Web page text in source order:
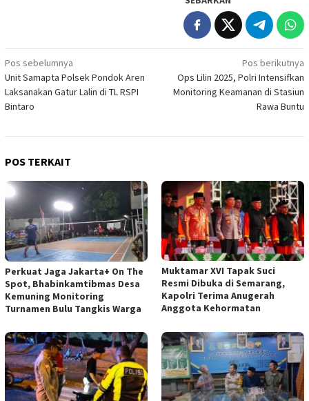
Navigasi
pos
Pos sebelumnya
Unit Samapta Polsek Pondok Aren
Laksanakan Gatur Lalin di TL RSPI
Bintaro
Pos berikutnya
Ops Lilin 2025, Polri Intensifkan
Monitoring Keamanan di Stasiun
Rawa Buntu
POS TERKAIT
Perkuat Jaga Jakarta+ On The
Spot, Bhabinkamtibmas Desa
Kemuning Monitoring
Turnamen Bulu Tangkis Warga
Muktamar XVI Tapak Suci
Resmi Dibuka di Semarang,
Kapolri Terima Anugerah
Anggota Kehormatan